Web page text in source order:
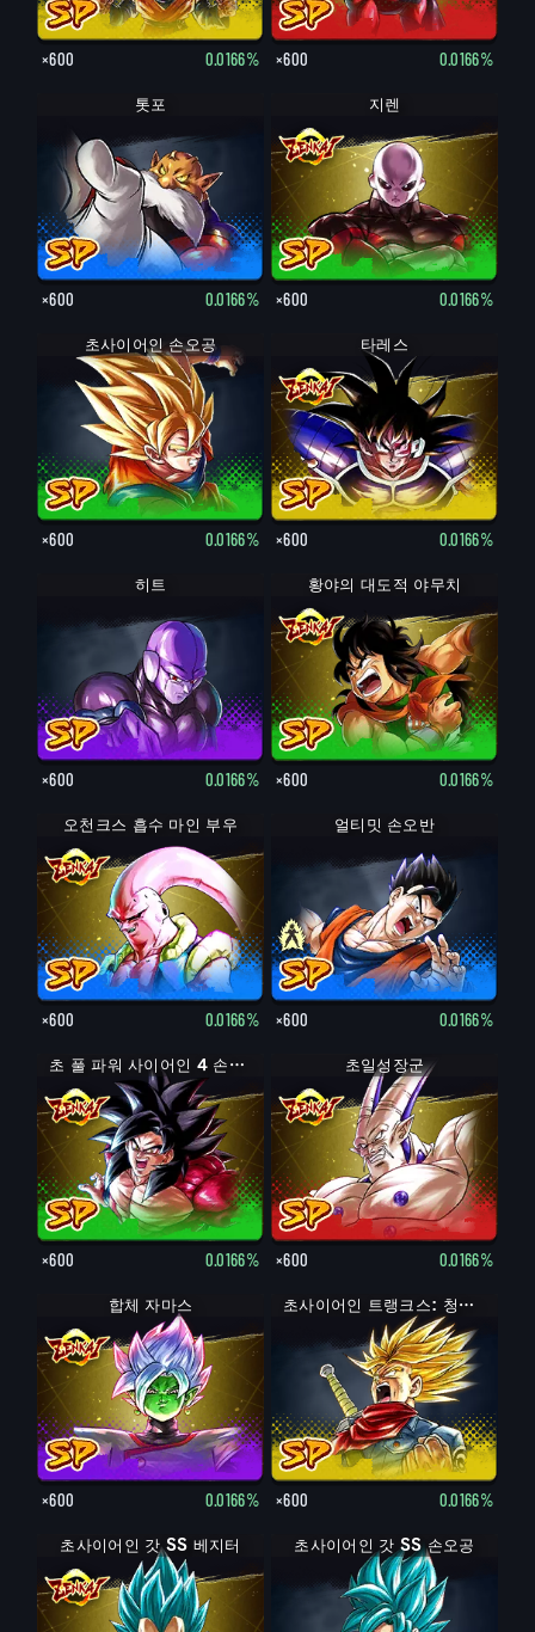
×600 0.0166% ×600 0.0166%
톳포
×600 0.0166%
지렌
×600 0.0166%
초사이어인 손오공
×600 0.0166%
타레스
×600 0.0166%
히트
×600 0.0166%
황야의 대도적 야무치
×600 0.0166%
오천크스 흡수 마인 부우
×600 0.0166%
손오반: 청년기
얼티밋 손오반
×600 0.0166%
초 풀 파워 사이어인 4 손오공
×600 0.0166%
초일성장군
×600 0.0166%
합체 자마스
×600 0.0166%
초사이어인 트랭크스: 청년기 (분노)
×600 0.0166%
초사이어인 갓 SS 베지터 초사이어인 갓 SS 손오공